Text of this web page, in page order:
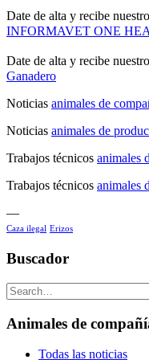
Date de alta y recibe nuestro
INFORMAVET ONE
Date de alta y recibe nuestro
Ganadero
Noticias animales de
Noticias animales de
Trabajos técnicos animales
Trabajos técnicos animales
—
Caza ilegal Erizos
Buscador
Animales de
Todas las noticias